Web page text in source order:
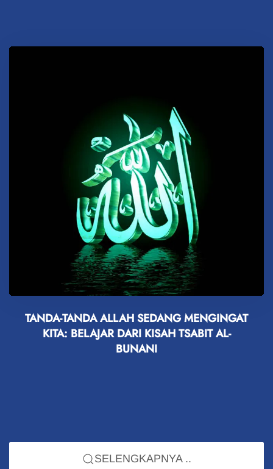
TANDA-TANDA ALLAH SEDANG MENGINGAT
KITA: BELAJAR DARI KISAH TSABIT AL-
BUNANI
SELENGKAPNYA ..